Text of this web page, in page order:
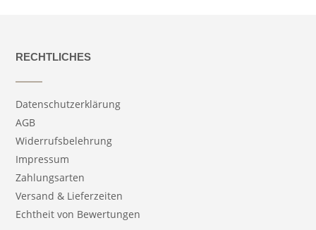
RECHTLICHES
Datenschutzerklärung
AGB
Widerrufsbelehrung
Impressum
Zahlungsarten
Versand & Lieferzeiten
Echtheit von Bewertungen